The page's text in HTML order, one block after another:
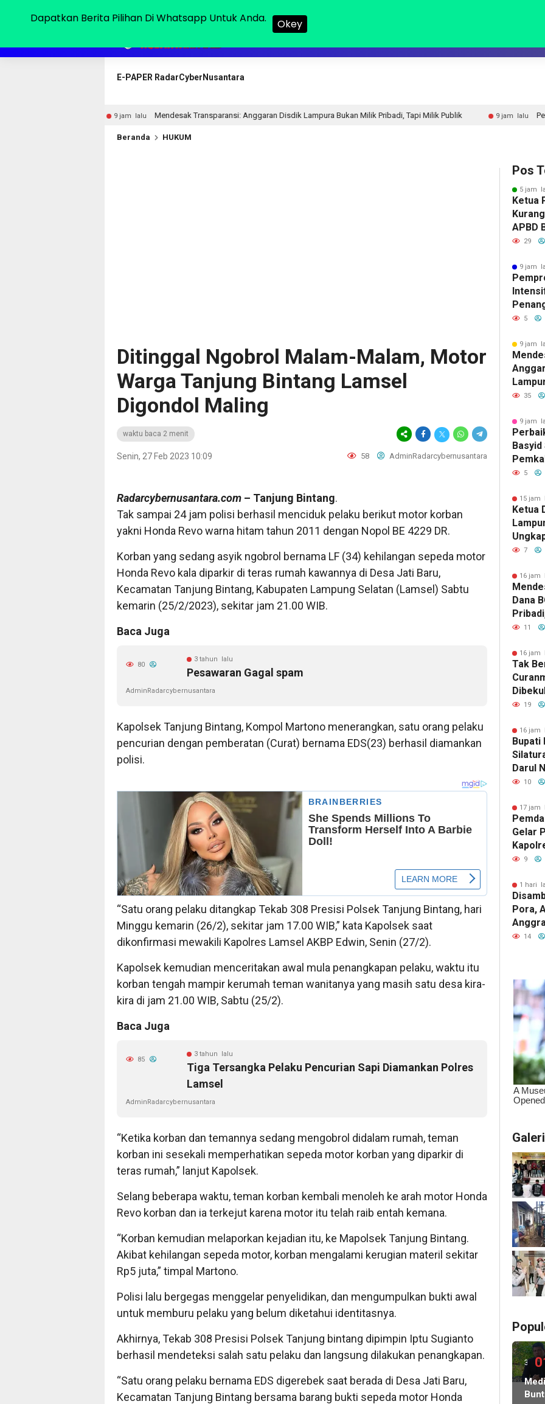
E-PAPER RadarCyberNusantara
Mendesak Transparansi: Anggaran Disdik Lampura Bukan Milik Pribadi, Tapi Milik Publik 9 jam lalu Perbaikan Jalan RA
Beranda HUKUM
Ditinggal Ngobrol Malam-Malam, Motor
Warga Tanjung Bintang Lamsel
Digondol Maling
waktu baca 2 menit
Senin, 27 Feb 2023 10:09 58 AdminRadarcybernusantara
Radarcybernusantara.com – Tanjung Bintang.
Tak sampai 24 jam polisi berhasil menciduk pelaku berikut motor korban
yakni Honda Revo warna hitam tahun 2011 dengan Nopol BE 4229 DR.
Korban yang sedang asyik ngobrol bernama LF (34) kehilangan sepeda motor
Honda Revo kala diparkir di teras rumah kawannya di Desa Jati Baru,
Kecamatan Tanjung Bintang, Kabupaten Lampung Selatan (Lamsel) Sabtu
kemarin (25/2/2023), sekitar jam 21.00 WIB.
Baca Juga
3 tahun lalu
Pesawaran Gagal spam
80
AdminRadarcybernusantara
Kapolsek Tanjung Bintang, Kompol Martono menerangkan, satu orang pelaku
pencurian dengan pemberatan (Curat) bernama EDS(23) berhasil diamankan
polisi.
“Satu orang pelaku ditangkap Tekab 308 Presisi Polsek Tanjung Bintang, hari
Minggu kemarin (26/2), sekitar jam 17.00 WIB,” kata Kapolsek saat
dikonfirmasi mewakili Kapolres Lamsel AKBP Edwin, Senin (27/2).
Kapolsek kemudian menceritakan awal mula penangkapan pelaku, waktu itu
korban tengah mampir kerumah teman wanitanya yang masih satu desa kira-
kira di jam 21.00 WIB, Sabtu (25/2).
Baca Juga
3 tahun lalu
Tiga Tersangka Pelaku Pencurian Sapi Diamankan Polres
Lamsel
85
AdminRadarcybernusantara
“Ketika korban dan temannya sedang mengobrol didalam rumah, teman
korban ini sesekali memperhatikan sepeda motor korban yang diparkir di
teras rumah,” lanjut Kapolsek.
Selang beberapa waktu, teman korban kembali menoleh ke arah motor Honda
Revo korban dan ia terkejut karena motor itu telah raib entah kemana.
“Korban kemudian melaporkan kejadian itu, ke Mapolsek Tanjung Bintang.
Akibat kehilangan sepeda motor, korban mengalami kerugian materil sekitar
Rp5 juta,” timpal Martono.
Polisi lalu bergegas menggelar penyelidikan, dan mengumpulkan bukti awal
untuk memburu pelaku yang belum diketahui identitasnya.
Akhirnya, Tekab 308 Presisi Polsek Tanjung bintang dipimpin Iptu Sugianto
berhasil mendeteksi salah satu pelaku dan langsung dilakukan penangkapan.
“Satu orang pelaku bernama EDS digerebek saat berada di Desa Jati Baru,
Kecamatan Tanjung Bintang bersama barang bukti sepeda motor Honda
Pos
5 jam
Ketua
APBD
Kerap
29
9 jam
5
9 jam
35
9 jam
Aman
5
15 jam
Ketua
7
16 jam
Dana
11
16 jam
Tak
Aksi
19
16 jam
Bupati
Darul
10
17 jam
Gelar
Sinergi
9
1 hari
Pora,
Jabat
14
3
lalu
Dapatkan Berita Pilihan Di Whatsapp Untuk Anda. Okey